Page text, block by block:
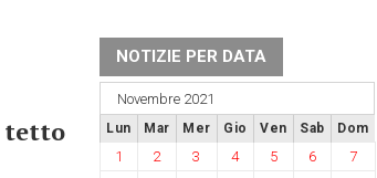
tetto
NOTIZIE PER DATA
Novembre 2021
Lun Mar Mer Gio Ven Sab Dom
1 2 3 4 5 6
7